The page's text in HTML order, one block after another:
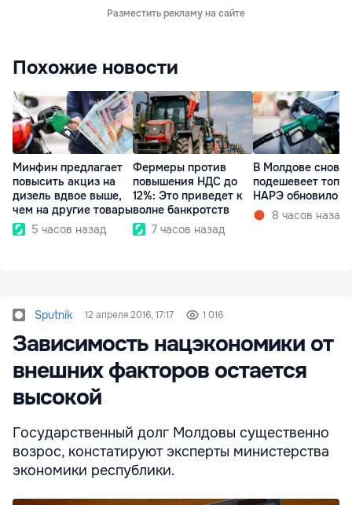
Разместить рекламу на сайте
Похожие новости
Минфин предлагает
повысить акциз на
дизель вдвое выше,
чем на другие товары
5 часов назад
Фермеры против
повышения НДС до
12%: Это приведет к
волне банкротств
7 часов назад
В Молдове снова
подешевеет
НАРЭ обновило
8 часов назад
Sputnik 12 апреля 2016, 17:17 1 016
Зависимость нацэкономики от
внешних факторов остается
высокой
Государственный долг Молдовы существенно
возрос, констатируют эксперты министерства
экономики республики.